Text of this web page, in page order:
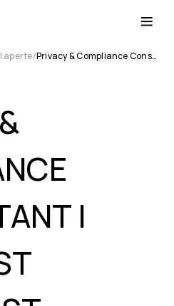
aperte Privacy & Compliance Consultant | OneTrust Specialist
|